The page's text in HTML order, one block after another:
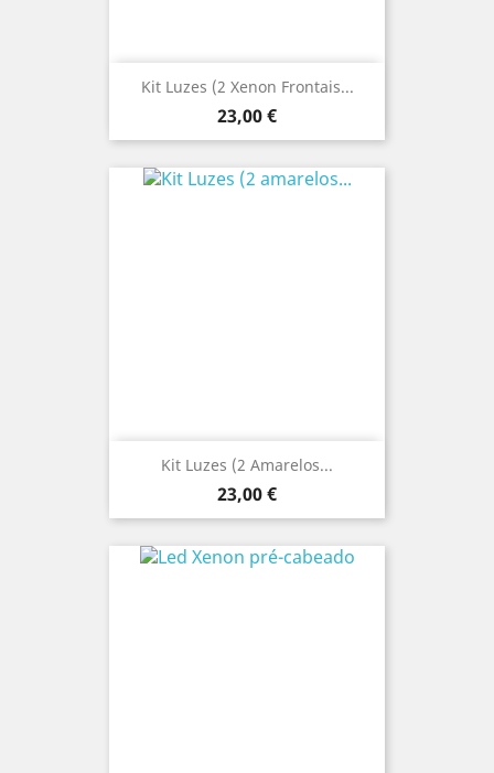
Kit Luzes (2 Xenon Frontais...
Preço
23,00 €
Kit Luzes (2 Amarelos...
Preço
23,00 €